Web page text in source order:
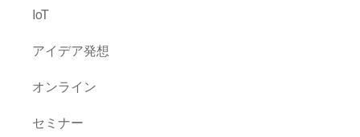
IoT
アイデア発想
オンライン
セミナー